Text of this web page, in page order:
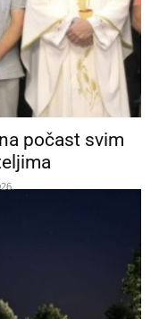
počast svim